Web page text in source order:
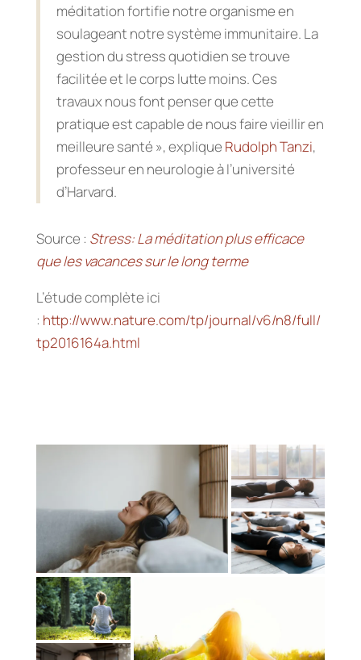
méditation fortifie notre organisme en
soulageant notre système immunitaire. La
gestion du stress quotidien se trouve
facilitée et le corps lutte moins. Ces
travaux nous font penser que cette
pratique est capable de nous faire vieillir en
meilleure santé », explique Rudolph Tanzi,
professeur en neurologie à l’université
d’Harvard.
Source : Stress: La méditation plus efficace
que les vacances sur le long terme
L’étude complète ici
: http://www.nature.com/tp/journal/v6/n8/full/
tp2016164a.html